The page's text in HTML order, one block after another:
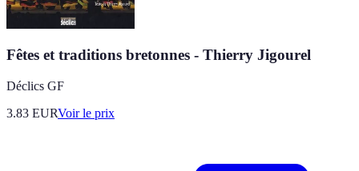
Fêtes et traditions bretonnes - Thierry Jigourel
Déclics GF
3.83 EURVoir le prix